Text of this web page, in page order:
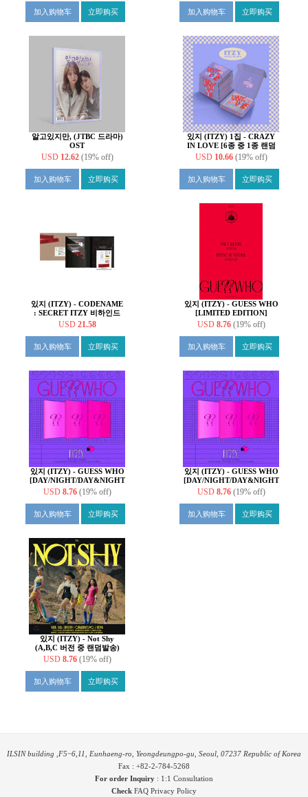
加入购物车 立即购买 加入购物车 立即购买
알고있지만, (JTBC 드라마)
OST
USD 12.62 (19% off)
加入购物车 立即购买
있지 (ITZY) 1집 - CRAZY
IN LOVE [6종 중 1종 랜덤
발송]
USD 10.66 (19% off)
加入购物车 立即购买
있지 (ITZY) - CODENAME
: SECRET ITZY 비하인드
DVD 포토북 패키지
USD 21.58
加入购物车 立即购买
있지 (ITZY) - GUESS WHO
[LIMITED EDITION]
USD 8.76 (19% off)
加入购物车 立即购买
있지 (ITZY) - GUESS WHO
[DAY/NIGHT/DAY&NIGHT
버전 중 1종 랜덤 발송]
USD 8.76 (19% off)
加入购物车 立即购买
있지 (ITZY) - GUESS WHO
[DAY/NIGHT/DAY&NIGHT
버전 중 1종 랜덤 발송]
USD 8.76 (19% off)
加入购物车 立即购买
있지 (ITZY) - Not Shy
(A,B,C 버전 중 랜덤발송)
USD 8.76 (19% off)
加入购物车 立即购买
ILSIN building ,F5~6,11, Eunhaeng-ro, Yeongdeungpo-gu, Seoul, 07237 Republic of Korea
Fax : +82-2-784-5268
For order Inquiry : 1:1 Consultation
Check FAQ Privacy Policy